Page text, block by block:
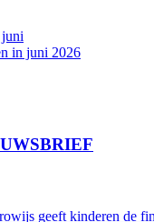
in juni 2026